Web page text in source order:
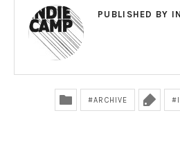
PUBLISHED BY
ARCHIVE